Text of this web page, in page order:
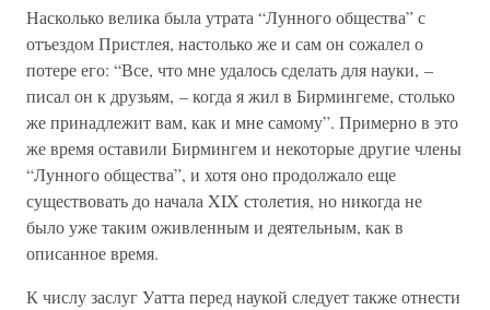
Насколько велика была утрата “Лунного общества” с
отъездом Пристлея, настолько же и сам он сожалел о
потере его: “Все, что мне удалось сделать для науки, –
писал он к друзьям, – когда я жил в Бирмингеме, столько
же принадлежит вам, как и мне самому”. Примерно в это
же время оставили Бирмингем и некоторые другие члены
“Лунного общества”, и хотя оно продолжало еще
существовать до начала XIX столетия, но никогда не
было уже таким оживленным и деятельным, как в
описанное время.
К числу заслуг Уатта перед наукой следует также отнести